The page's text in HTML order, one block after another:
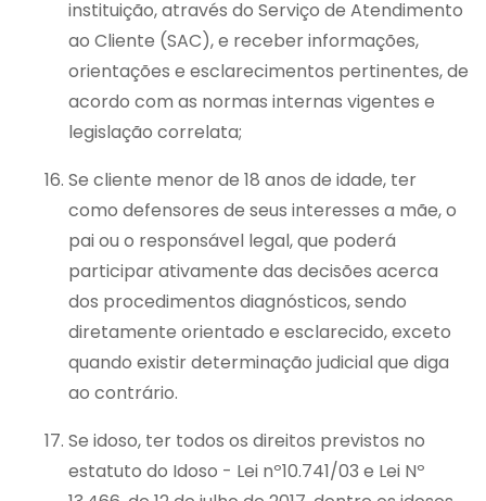
instituição, através do Serviço de Atendimento
ao Cliente (SAC), e receber informações,
orientações e esclarecimentos pertinentes, de
acordo com as normas internas vigentes e
legislação correlata;
Se cliente menor de 18 anos de idade, ter
como defensores de seus interesses a mãe, o
pai ou o responsável legal, que poderá
participar ativamente das decisões acerca
dos procedimentos diagnósticos, sendo
diretamente orientado e esclarecido, exceto
quando existir determinação judicial que diga
ao contrário.
Se idoso, ter todos os direitos previstos no
estatuto do Idoso - Lei nº10.741/03 e Lei Nº